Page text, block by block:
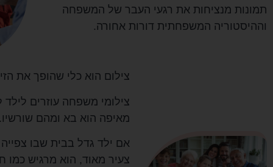
תמונות מנציחות את רגעי העבר של המשפחה
וההיסטוריה המשפחתית דורות אחורה.
צילום הוא כלי שהופך את
צילומי משפחה עוזרים
מאיפה הוא בא ומהם
אם ילד גדל בבית שבו
צעיר מאוד, הוא מרגיש כמו